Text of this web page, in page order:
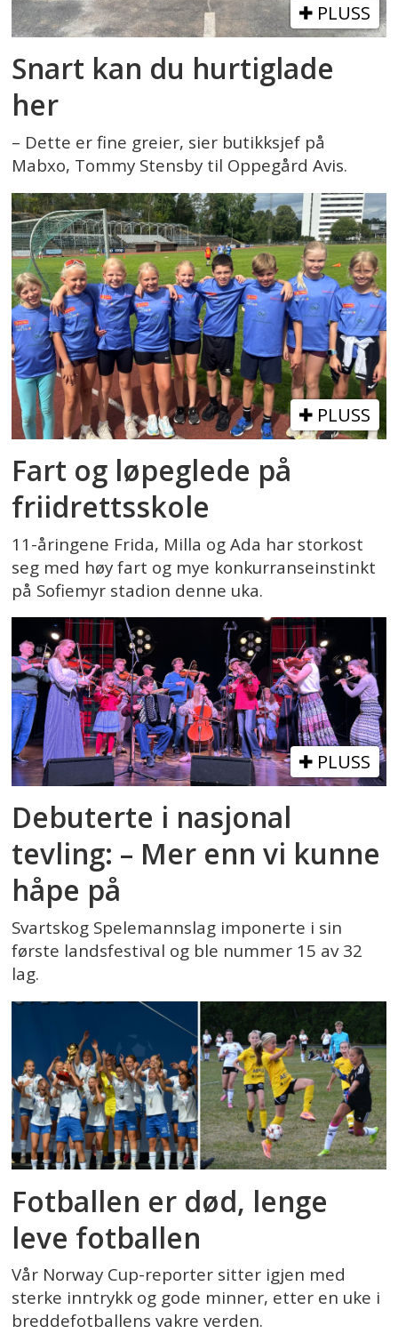
PLUSS
Snart kan du hurtiglade
her
– Dette er fine greier, sier butikksjef på
Mabxo, Tommy Stensby til Oppegård Avis.
PLUSS
Fart og løpeglede på
friidrettsskole
11-åringene Frida, Milla og Ada har storkost
seg med høy fart og mye konkurranseinstinkt
på Sofiemyr stadion denne uka.
PLUSS
Debuterte i nasjonal
tevling: – Mer enn vi kunne
håpe på
Svartskog Spelemannslag imponerte i sin
første landsfestival og ble nummer 15 av 32
lag.
Fotballen er død, lenge
leve fotballen
Vår Norway Cup-reporter sitter igjen med
sterke inntrykk og gode minner, etter en uke i
breddefotballens vakre verden.